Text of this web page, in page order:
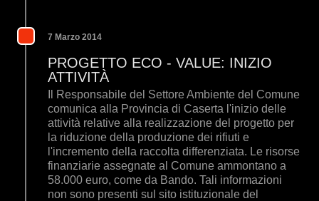
7 Marzo 2014
PROGETTO ECO - VALUE: INIZIO
ATTIVITÀ
Il Responsabile del Settore Ambiente del Comune
comunica alla Provincia di Caserta l'inizio delle
attività relative alla realizzazione del progetto per
la riduzione della produzione dei rifiuti e
l'incremento della raccolta differenziata. Le risorse
finanziarie assegnate al Comune ammontano a
58.000 euro, come da Bando. Tali informazioni
non sono presenti sul sito istituzionale del